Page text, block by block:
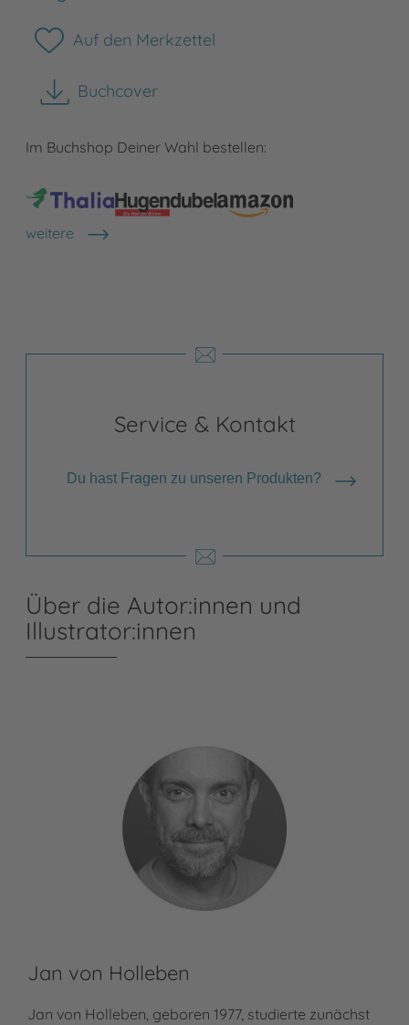
Auf den Merkzettel
Buchcover
herunterladen
Im Buchshop Deiner Wahl bestellen:
weitere
Shops anzeigen
Service & Kontakt
Du hast Fragen zu unseren Produkten?
Über die Autor:innen und
Illustrator:innen
Jan von Holleben
Jan von Holleben, geboren 1977, studierte zunächst